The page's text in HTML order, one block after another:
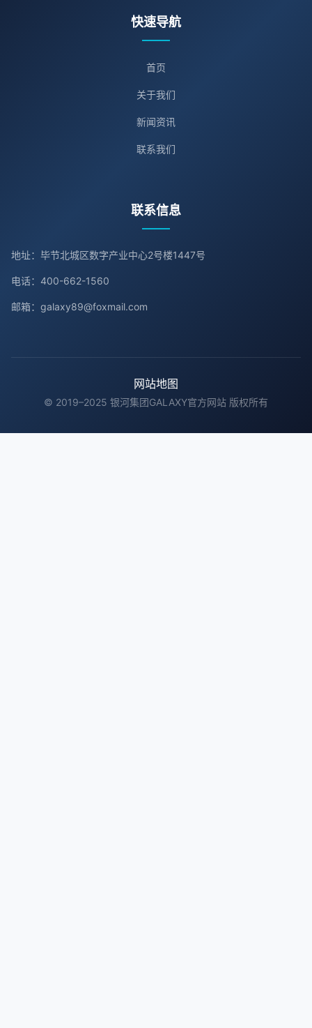
快速导航
首页
关于我们
新闻资讯
联系我们
联系信息
地址：毕节北城区数字产业中心2号楼1447号
电话：400-662-1560
邮箱：galaxy89@foxmail.com
网站地图
© 2019–2025 银河集团GALAXY官方网站 版权所有